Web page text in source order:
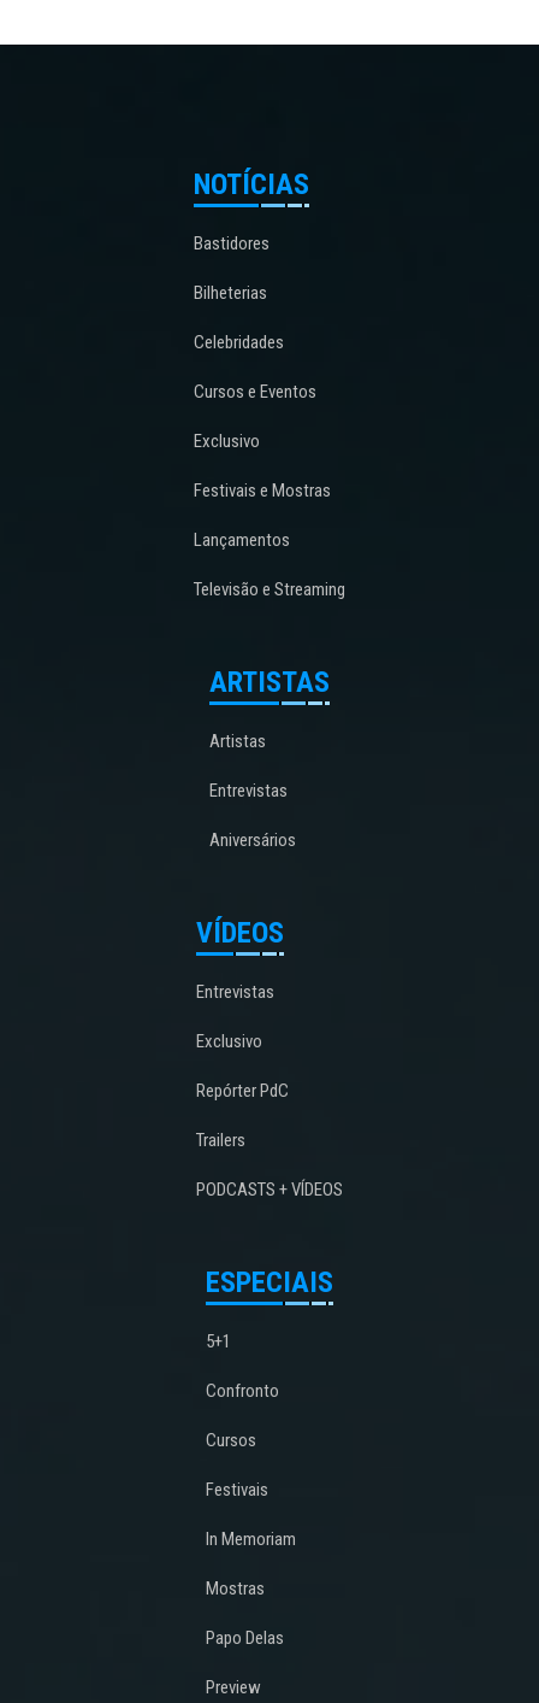
NOTÍCIAS
Bastidores
Bilheterias
Celebridades
Cursos e Eventos
Exclusivo
Festivais e Mostras
Lançamentos
Televisão e Streaming
ARTISTAS
Artistas
Entrevistas
Aniversários
VÍDEOS
Entrevistas
Exclusivo
Repórter PdC
Trailers
PODCASTS + VÍDEOS
ESPECIAIS
5+1
Confronto
Cursos
Festivais
In Memoriam
Mostras
Papo Delas
Preview